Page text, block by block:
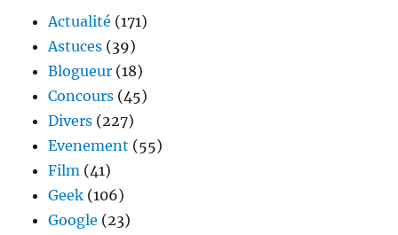
Actualité (171)
Astuces (39)
Blogueur (18)
Concours (45)
Divers (227)
Evenement (55)
Film (41)
Geek (106)
Google (23)